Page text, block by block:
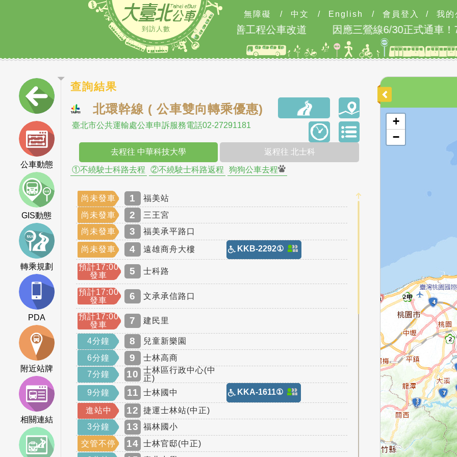
到訪人數
無障礙 / 中文 / English / 會員登入 / 我的
5/23 國道1號圓山交流道改善工程公車改道 因應三鶯線6/30正式通車！
公車動態
GIS動態
轉乘規劃
PDA
附近站牌
相關連結
查詢結果
北環幹線 ( 公車雙向轉乘優惠)
臺北市公共運輸處公車申訴服務電話02-27291181
去程往 中華科技大學 返程往 北士科
①不繞駛士科路去程 ②不繞駛士科路返程 狗狗公車去程
尚未發車 1
福美站
尚未發車
2
三王宮
尚未發車
3 福美承平路口
尚未發車 4 遠雄商舟大樓 KKB-2292①
預計17:00
發車
5 士科路
預計17:00
發車
6 文承承信路口
預計17:00
發車
7 建民里
4分鐘 8
兒童新樂園
6分鐘
9
士林高商
7分鐘
10
士林區行政中心(中
正)
9分鐘
11 士林國中 KKA-1611①
進站中 12
捷運士林站(中正)
3分鐘
13
福林國小
交管不停
14 士林官邸(中正)
開啟地圖
+
−